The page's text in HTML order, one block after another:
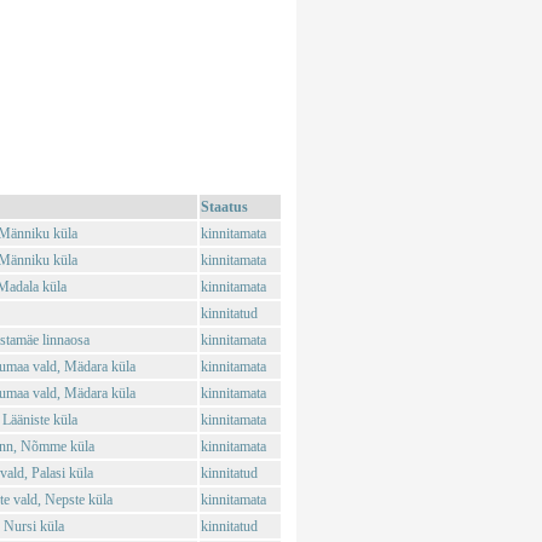
Staatus
küla
kinnitamata
küla
kinnitamata
küla
kinnitamata
kinnitatud
linnaosa
kinnitamata
vald, Mädara küla
kinnitamata
vald, Mädara küla
kinnitamata
küla
kinnitamata
Nõmme küla
kinnitamata
Palasi küla
kinnitatud
vald, Nepste küla
kinnitamata
Nursi küla
kinnitatud